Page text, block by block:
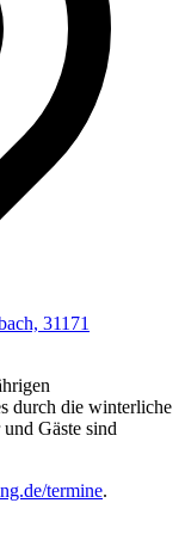
31171
durch die winterliche
Gäste sind
termine.